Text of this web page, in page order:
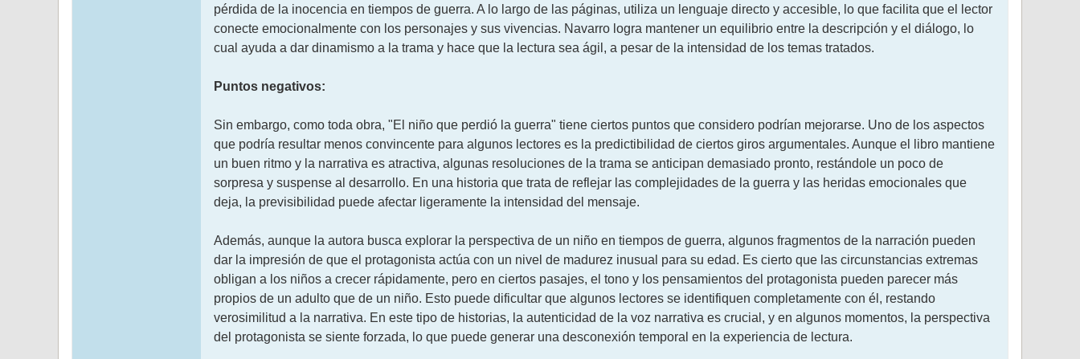
pérdida de la inocencia en tiempos de guerra. A lo largo de las páginas, utiliza un lenguaje directo y accesible, lo que facilita que el lector
conecte emocionalmente con los personajes y sus vivencias. Navarro logra mantener un equilibrio entre la descripción y el diálogo, lo
cual ayuda a dar dinamismo a la trama y hace que la lectura sea ágil, a pesar de la intensidad de los temas tratados.
Puntos negativos:
Sin embargo, como toda obra, "El niño que perdió la guerra" tiene ciertos puntos que considero podrían mejorarse. Uno de los aspectos
que podría resultar menos convincente para algunos lectores es la predictibilidad de ciertos giros argumentales. Aunque el libro mantiene
un buen ritmo y la narrativa es atractiva, algunas resoluciones de la trama se anticipan demasiado pronto, restándole un poco de
sorpresa y suspense al desarrollo. En una historia que trata de reflejar las complejidades de la guerra y las heridas emocionales que
deja, la previsibilidad puede afectar ligeramente la intensidad del mensaje.
Además, aunque la autora busca explorar la perspectiva de un niño en tiempos de guerra, algunos fragmentos de la narración pueden
dar la impresión de que el protagonista actúa con un nivel de madurez inusual para su edad. Es cierto que las circunstancias extremas
obligan a los niños a crecer rápidamente, pero en ciertos pasajes, el tono y los pensamientos del protagonista pueden parecer más
propios de un adulto que de un niño. Esto puede dificultar que algunos lectores se identifiquen completamente con él, restando
verosimilitud a la narrativa. En este tipo de historias, la autenticidad de la voz narrativa es crucial, y en algunos momentos, la perspectiva
del protagonista se siente forzada, lo que puede generar una desconexión temporal en la experiencia de lectura.